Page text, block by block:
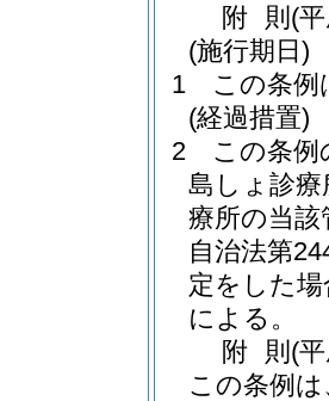
附 則 (
(施行期日)
1
この条例
(経過措置)
2
この条例
島しょ診
療所の当
自治法第
定をした
による。
附 則 (
この条例